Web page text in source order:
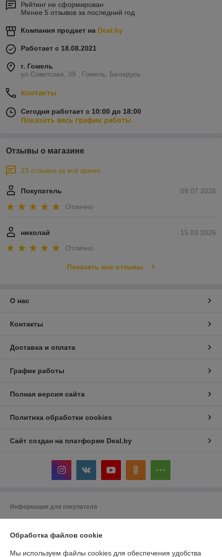
Рейтинг не сформирован
Менее 5 отзывов за последний год
Компания продает на Deal.by
Работает с 18.08.2021
г. Гомель
ул.Советская, 39 , Гомель, Беларусь
Контакты
Сегодня работает с 10:00 до 18:00
Показать весь график работы
Отзывы о магазине
23 отзывов за всё время
09.07.2026
Покупатель
Отлично
15.03.2026
николай
Отлично
Показать все отзывы
О нас
Контакты
Доставка и оплата
График работы
Полная версия сайта
Политика обработки cookies
Сайт создан на платформе Deal.by
Информация для покупателя
Обработка файлов cookie
Мы используем файлы cookies для обеспечения удобства